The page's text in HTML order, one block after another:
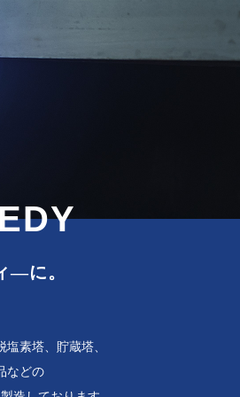
―に。
素塔、貯蔵塔、
などの